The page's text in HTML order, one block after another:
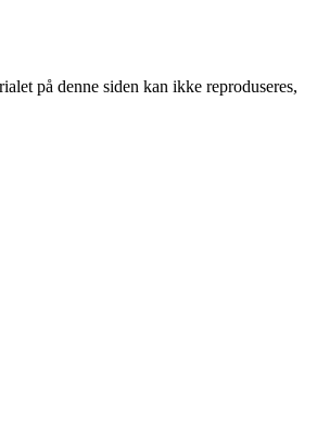
på denne siden kan ikke reproduseres,